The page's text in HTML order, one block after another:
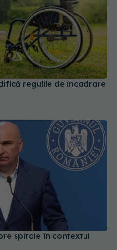
regulile de încadrare
spitale în contextul